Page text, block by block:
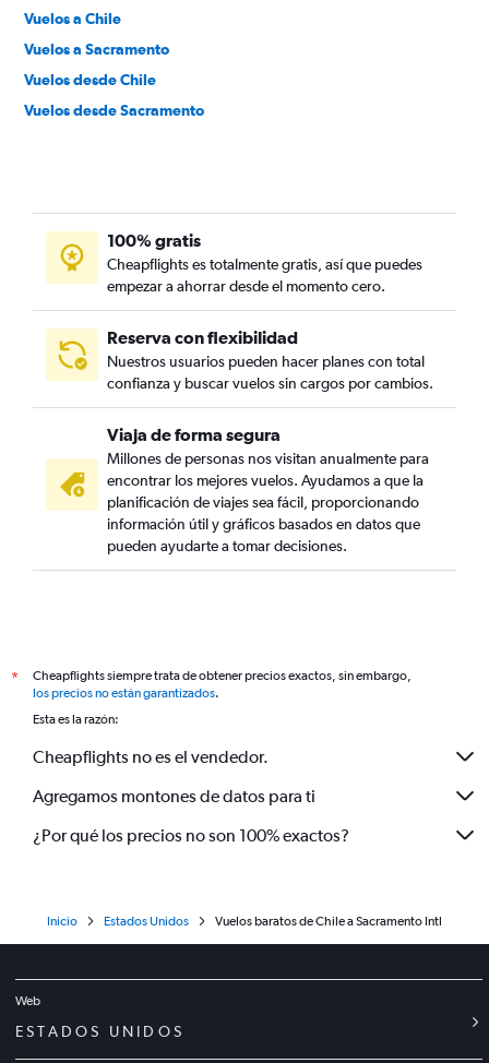
Vuelos a Chile
Vuelos a Sacramento
Vuelos desde Chile
Vuelos desde Sacramento
100% gratis
Cheapflights es totalmente gratis, así que puedes
empezar a ahorrar desde el momento cero.
Reserva con flexibilidad
Nuestros usuarios pueden hacer planes con total
confianza y buscar vuelos sin cargos por cambios.
Viaja de forma segura
Millones de personas nos visitan anualmente para
encontrar los mejores vuelos. Ayudamos a que la
planificación de viajes sea fácil, proporcionando
información útil y gráficos basados en datos que
pueden ayudarte a tomar decisiones.
*
Cheapflights siempre trata de obtener precios exactos, sin embargo,
los precios no están garantizados.
Esta es la razón:
Cheapflights no es el vendedor.
Agregamos montones de datos para ti
¿Por qué los precios no son 100% exactos?
Inicio Estados Unidos Vuelos baratos de Chile a Sacramento Intl
Web
ESTADOS UNIDOS